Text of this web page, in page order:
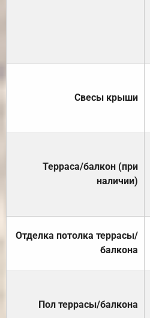
Свесы крыши
Терраса/балкон (при
наличии)
Отделка потолка террасы/
балкона
Пол террасы/балкона